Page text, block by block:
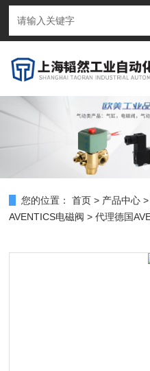
您的位置： 首页 > 产品中心
AVENTICS电磁阀 > 代理德国